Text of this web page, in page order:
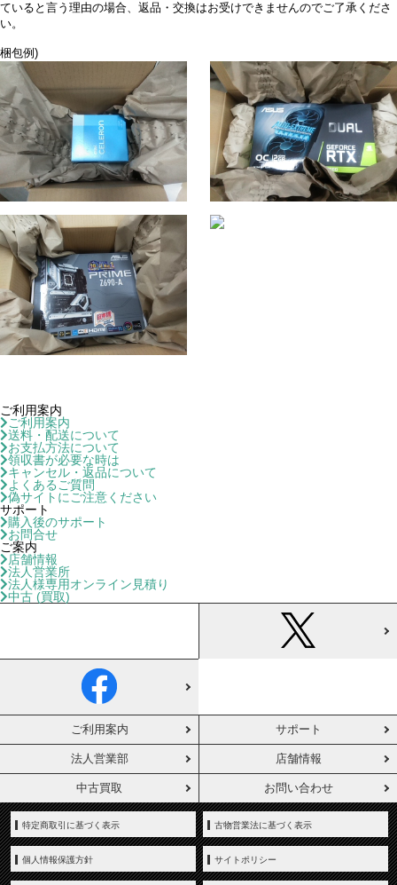
ていると言う理由の場合、返品・交換はお受けできませんのでご了承くださ
い。
梱包例)
ご利用案内
ご利用案内
送料・配送について
お支払方法について
領収書が必要な時は
キャンセル・返品について
よくあるご質問
偽サイトにご注意ください
サポート
購入後のサポート
お問合せ
ご案内
店舗情報
法人営業所
法人様専用オンライン見積り
中古 (買取)
ご利用案内 サポート
法人営業部 店舗情報
中古買取 お問い合わせ
特定商取引に基づく表示 古物営業法に基づく表示
個人情報保護方針 サイトポリシー